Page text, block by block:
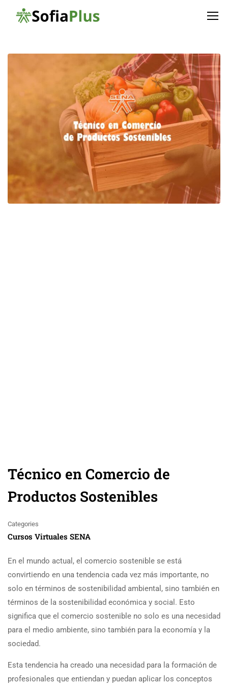
Técnico en Comercio de
Productos Sostenibles
Categories
Cursos Virtuales SENA
En el mundo actual, el comercio sostenible se está
convirtiendo en una tendencia cada vez más importante, no
solo en términos de sostenibilidad ambiental, sino también en
términos de la sostenibilidad económica y social. Esto
significa que el comercio sostenible no solo es una necesidad
para el medio ambiente, sino también para la economía y la
sociedad.
Esta tendencia ha creado una necesidad para la formación de
profesionales que entiendan y puedan aplicar los conceptos